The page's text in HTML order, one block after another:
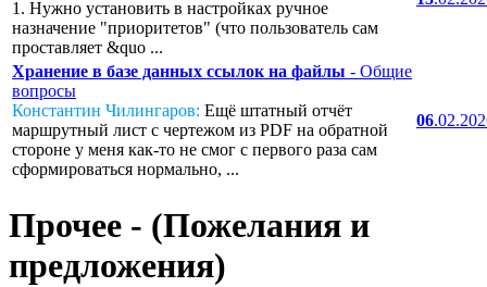
1. Нужно установить в настройках ручное
назначение "приоритетов" (что пользователь сам
проставляет &quo ...
Хранение в базе данных ссылок на файлы - Общие
вопросы
Константин Чилингаров: Ещё штатный отчёт
маршрутный лист с чертежом из PDF на обратной
стороне у меня как-то не смог с первого раза сам
сформироваться нормально, ...
06
Прочее - (Пожелания и
предложения)